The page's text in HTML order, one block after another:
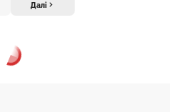
Далі